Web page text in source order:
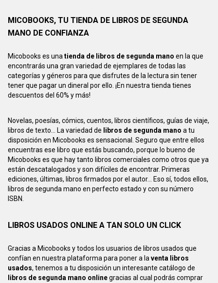
MICOBOOKS, TU TIENDA DE LIBROS DE SEGUNDA
MANO DE CONFIANZA
Micobooks es unatienda de libros de segunda mano en la que
encontrarás una gran variedad de ejemplares de todas las
categorías y géneros para que disfrutes de la lectura sin tener
tener que pagar un dineral por ello. ¡En nuestra tienda tienes
descuentos del 60% y más!
Novelas, poesías, cómics, cuentos, libros científicos, guías de viaje,
libros de texto... La variedad de libros de segunda mano a tu
disposición en Micobooks es sensacional. Seguro que entre ellos
encuentras ese libro que estás buscando, porque lo bueno de
Micobooks es que hay tanto libros comerciales como otros que ya
están descatalogados y son difíciles de encontrar. Primeras
ediciones, últimas, libros firmados por el autor... Eso sí, todos ellos,
libros de segunda mano en perfecto estado y con su número
ISBN.
LIBROS USADOS ONLINE A TAN SOLO UN CLICK
Gracias a Micobooks y todos los usuarios de libros usados que
confían en nuestra plataforma para poner a laventa libros
usados, tenemos a tu disposición un interesante catálogo de
libros de segunda mano onlinegracias al cual podrás comprar